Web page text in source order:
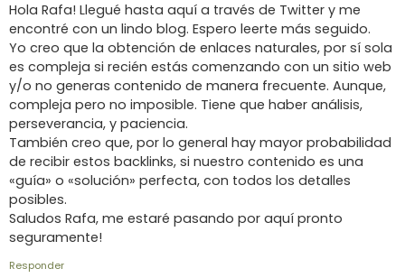
Hola Rafa! Llegué hasta aquí a través de Twitter y me
encontré con un lindo blog. Espero leerte más seguido.
Yo creo que la obtención de enlaces naturales, por sí sola
es compleja si recién estás comenzando con un sitio web
y/o no generas contenido de manera frecuente. Aunque,
compleja pero no imposible. Tiene que haber análisis,
perseverancia, y paciencia.
También creo que, por lo general hay mayor probabilidad
de recibir estos backlinks, si nuestro contenido es una
«guía» o «solución» perfecta, con todos los detalles
posibles.
Saludos Rafa, me estaré pasando por aquí pronto
seguramente!
Responder